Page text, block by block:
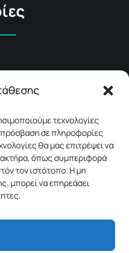
τεχνολογίες
σε πληροφορίες
θα μας επιτρέψει να
όπως συμπεριφορά
τον ιστότοπο. Η μη
μπορεί να επηρεάσει